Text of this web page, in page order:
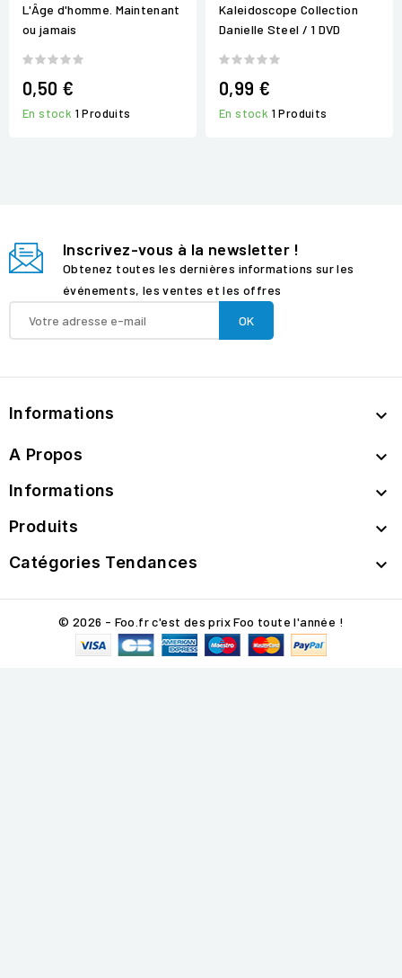
L'Âge d'homme. Maintenant
ou jamais
0,50 €
En stock 1 Produits
Kaleidoscope Collection
Danielle Steel / 1 DVD
0,99 €
En stock 1 Produits
Inscrivez-vous à la newsletter !
Obtenez toutes les dernières informations sur les
événements, les ventes et les offres
Informations 
A Propos 
Informations 
Produits 
Catégories Tendances 
© 2026 - Foo.fr c'est des prix Foo toute l'année !